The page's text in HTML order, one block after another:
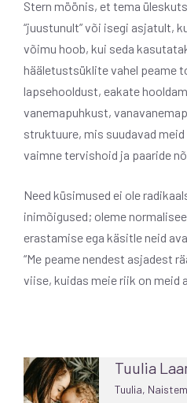
Stern möönis, et tema
“juustunult” või isegi asjatult,
võimu hoob, kui seda
hääletustsüklite vahel peame
lapsehooldust, eakate
vanemapuhkust,
struktuure, mis suudavad
vaimne tervishoid ja paaride
Need küsimused ei ole
inimõigused; oleme
erastamise ega käsitle neid
“Me peame nendest asjadest
viise, kuidas meie riik on meid
Tuulia
Tuulia,